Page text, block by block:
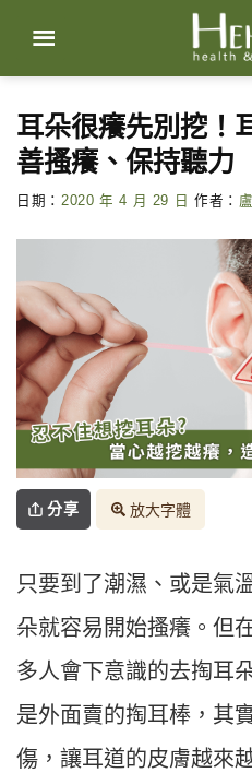
content
耳朵很癢先別挖！
善搔癢、保持聽力
日期： 2020 年 4 月 29 日 作者：
分享 放大字體
只要到了潮濕、或是氣
朵就容易開始搔癢。但
多人會下意識的去掏耳
是外面賣的掏耳棒，其
傷，讓耳道的皮膚越來